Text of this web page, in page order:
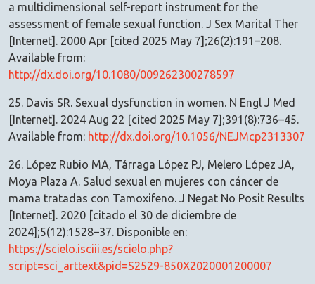
a multidimensional self-report instrument for the
assessment of female sexual function. J Sex Marital Ther
[Internet]. 2000 Apr [cited 2025 May 7];26(2):191–208.
Available from:
http://dx.doi.org/10.1080/009262300278597
25. Davis SR. Sexual dysfunction in women. N Engl J Med
[Internet]. 2024 Aug 22 [cited 2025 May 7];391(8):736–45.
Available from: http://dx.doi.org/10.1056/NEJMcp2313307
26. López Rubio MA, Tárraga López PJ, Melero López JA,
Moya Plaza A. Salud sexual en mujeres con cáncer de
mama tratadas con Tamoxifeno. J Negat No Posit Results
[Internet]. 2020 [citado el 30 de diciembre de
2024];5(12):1528–37. Disponible en:
https://scielo.isciii.es/scielo.php?
script=sci_arttext&pid=S2529-850X2020001200007